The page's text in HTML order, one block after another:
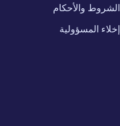
الشروط والأحكام
إخلاء المسؤولية